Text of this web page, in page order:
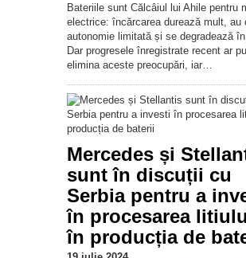
Bateriile sunt Călcâiul lui Ahile pentru
electrice: încărcarea durează mult, au
autonomie limitată și se degradează în
Dar progresele înregistrate recent ar
elimina aceste preocupări, iar…
Mercedes și
sunt în discuții cu
Serbia pentru a
în procesarea
în producția de